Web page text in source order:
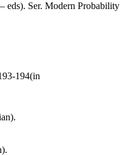
eds). Ser. Modern Probability
194(in